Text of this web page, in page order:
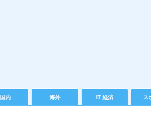
国内 海外 IT 経済 ス